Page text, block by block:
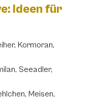
Ideen für
Kormoran,
Seeadler,
Meisen,